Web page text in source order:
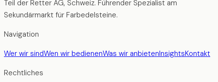
Teil der Retter AG, Schweiz. Führender Spezialist am
Sekundärmarkt für Farbedelsteine.
Navigation
Wer wir sindWen wir bedienenWas wir anbietenInsightsKontakt
Rechtliches